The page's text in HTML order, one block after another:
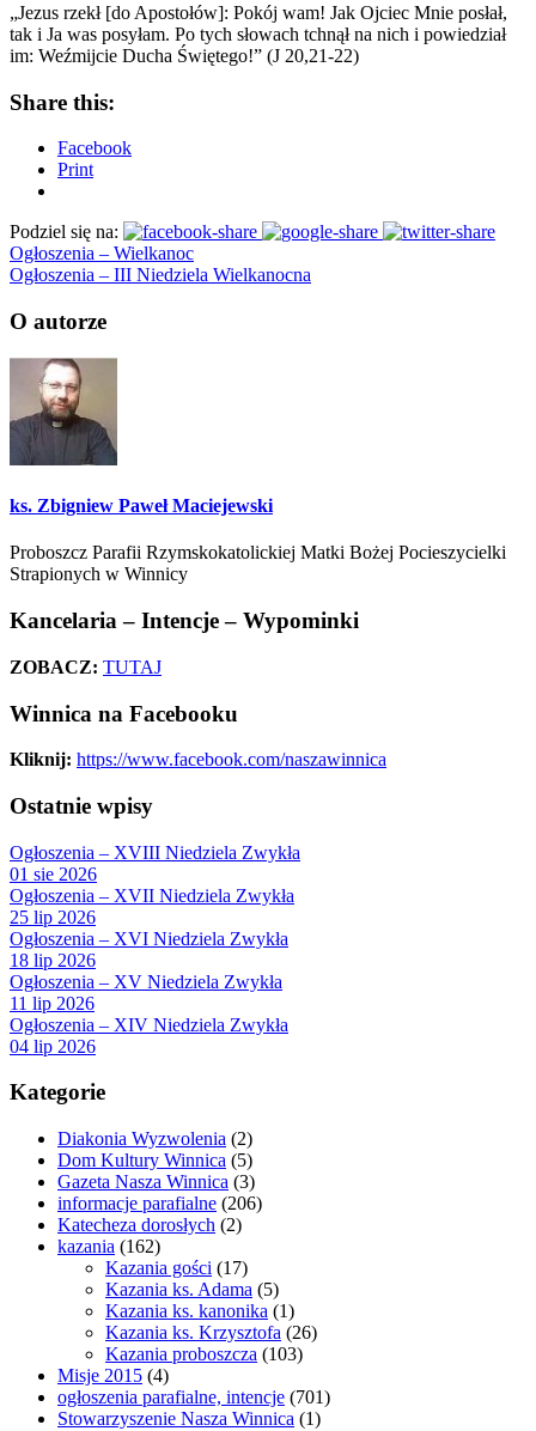
„Jezus rzekł [do Apostołów]: Pokój wam! Jak Ojciec Mnie posłał,
tak i Ja was posyłam. Po tych słowach tchnął na nich i powiedział
im: Weźmijcie Ducha Świętego!” (J 20,21-22)
Share this:
Facebook
Print
Podziel się na:
Ogłoszenia – Wielkanoc
Ogłoszenia – III Niedziela Wielkanocna
O autorze
ks. Zbigniew Paweł Maciejewski
Proboszcz Parafii Rzymskokatolickiej Matki Bożej Pocieszycielki
Strapionych w Winnicy
Kancelaria – Intencje – Wypominki
ZOBACZ: TUTAJ
Winnica na Facebooku
Kliknij: https://www.facebook.com/naszawinnica
Ostatnie wpisy
Ogłoszenia – XVIII Niedziela Zwykła
01 sie 2026
Ogłoszenia – XVII Niedziela Zwykła
25 lip 2026
Ogłoszenia – XVI Niedziela Zwykła
18 lip 2026
Ogłoszenia – XV Niedziela Zwykła
11 lip 2026
Ogłoszenia – XIV Niedziela Zwykła
04 lip 2026
Kategorie
Diakonia Wyzwolenia (2)
Dom Kultury Winnica (5)
Gazeta Nasza Winnica (3)
informacje parafialne (206)
Katecheza dorosłych (2)
kazania (162)
Kazania gości (17)
Kazania ks. Adama (5)
Kazania ks. kanonika (1)
Kazania ks. Krzysztofa (26)
Kazania proboszcza (103)
Misje 2015 (4)
ogłoszenia parafialne, intencje (701)
Stowarzyszenie Nasza Winnica (1)